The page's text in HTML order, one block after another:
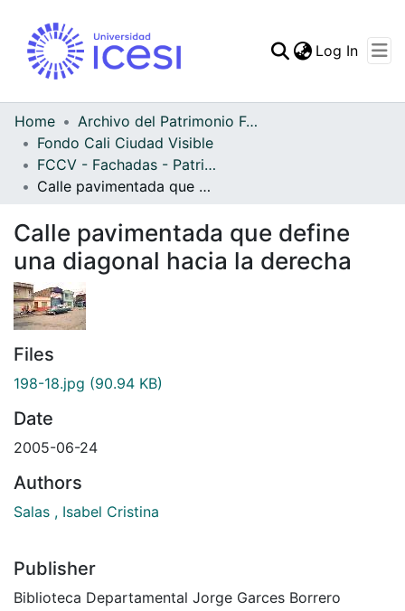
Log In
Home
Archivo del Patrimonio Fotográfico y Fílmico del Valle del Cauca
Fondo Cali Ciudad Visible
FCCV - Fachadas - Patrimonial
Calle pavimentada que define una diagonal hacia la derecha
Calle pavimentada que define
una diagonal hacia la derecha
Files
198-18.jpg (90.94 KB)
Date
2005-06-24
Authors
Salas , Isabel Cristina
Publisher
Biblioteca Departamental Jorge Garces Borrero